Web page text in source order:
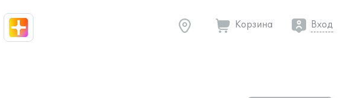
Корзина Вход